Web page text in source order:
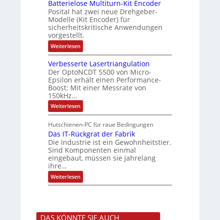
a
t
i
o
n
g
e
w
ä
l
t
ä
f
t
e
e
r
h
ä
l
t
S
c
h
u
t
z
a
k
b
s
c
h
i
c
h
u
n
g
r
s
o
r
l
o
s
e
F
a
n
g
s
c
h
a
l
t
n
g
Batterielose Multiturn-Kit Encoder
Posital hat zwei neue Drehgeber-
Modelle (Kit Encoder) für
sicherheitskritische Anwendungen
vorgestellt.
Weiterlesen:
B
t
t
e
r
e
l
o
e
M
u
l
t
i
u
r
t
Verbesserte Lasertriangulation
Der OptoNCDT 5500 von Micro-
Epsilon erhält einen Performance-
Boost: Mit einer Messrate von
150kHz…
Weiterlesen:
V
r
b
e
s
s
e
e
L
r
Hutschienen-PC für raue Bedingungen
Das IT-Rückgrat der Fabrik
Die Industrie ist ein Gewohnheitstier.
Sind Komponenten einmal
eingebaut, müssen sie jahrelang
ihre…
Weiterlesen:
D
-
DAS KÖNNTE SIE AUCH